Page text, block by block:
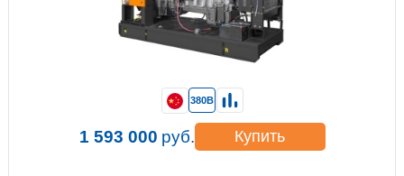
380В
1 593 000 руб. Купить